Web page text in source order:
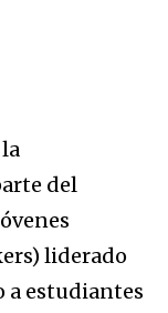
del
liderado
a estudiantes